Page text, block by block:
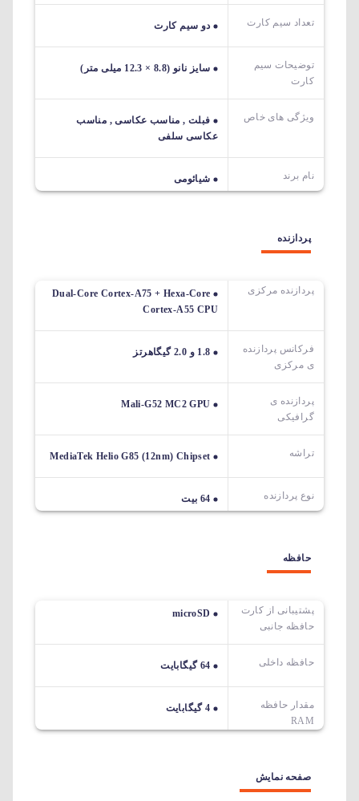
تعداد سیم کارت دو سیم کارت
توضیحات سیم
کارت
سایز نانو (8.8 × 12.3 میلی متر)
ویژگی های خاص
فبلت , مناسب عکاسی , مناسب
عکاسی سلفی
نام برند شیائومی
پردازنده
پردازنده مرکزی
Dual-Core Cortex-A75 + Hexa-Core
Cortex-A55 CPU
فرکانس پردازنده
ی مرکزی
1.8 و 2.0 گیگاهرتز
پردازنده ی
گرافیکی
Mali-G52 MC2 GPU
تراشه MediaTek Helio G85 (12nm) Chipset
نوع پردازنده 64 بیت
حافظه
پشتیبانی از کارت
حافظه جانبی
microSD
حافظه داخلی 64 گیگابایت
مقدار حافظه
RAM
4 گیگابایت
صفحه نمایش